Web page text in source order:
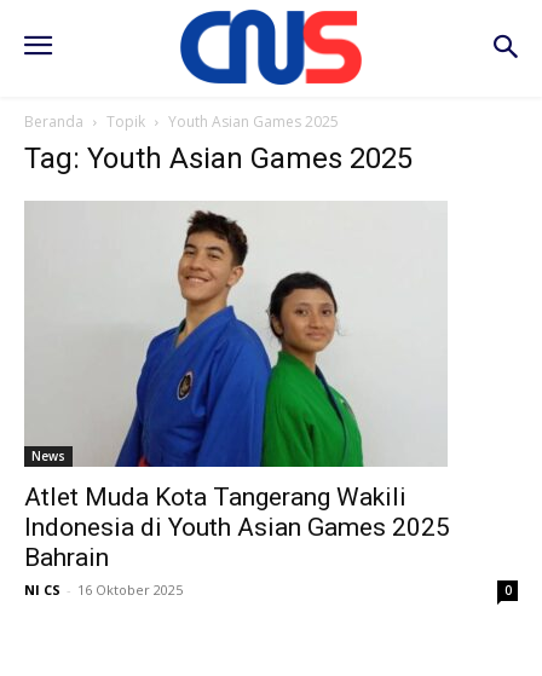
Beranda Topik Youth Asian Games 2025
Tag: Youth Asian Games 2025
News
Atlet Muda Kota Tangerang Wakili
Indonesia di Youth Asian Games 2025
Bahrain
NI CS - 16 Oktober 2025 0